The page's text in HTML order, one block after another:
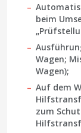
beim
Wagen;
Wagen);
Auf dem
zum